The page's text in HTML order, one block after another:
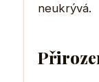
neukrývá.